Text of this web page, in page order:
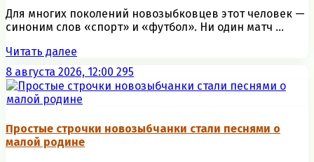
Для многих поколений новозыбковцев этот человек —
синоним слов «спорт» и «футбол». Ни один матч ...
Читать далее
8 августа 2026, 12:00 295
Простые строчки новозыбчанки стали песнями о
малой родине